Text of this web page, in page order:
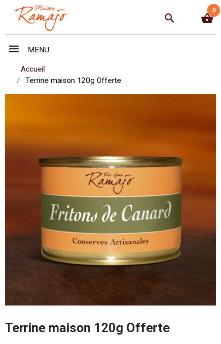
search shopping_basket
0
menu MENU
Accueil
Terrine maison 120g Offerte
Terrine maison 120g Offerte